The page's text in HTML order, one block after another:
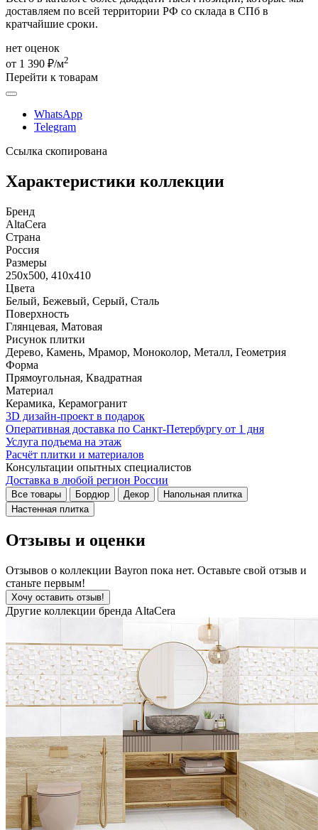
доставляем по всей территории РФ со склада в СПб в
кратчайшие сроки.
нет оценок
от 1 390 ₽/м2
Перейти к товарам
WhatsApp
Telegram
Ссылка скопирована
Характеристики коллекции
Бренд
AltaCera
Страна
Россия
Размеры
250x500, 410x410
Цвета
Белый, Бежевый, Серый, Сталь
Поверхность
Глянцевая, Матовая
Рисунок плитки
Дерево, Камень, Мрамор, Моноколор, Металл, Геометрия
Форма
Прямоугольная, Квадратная
Материал
Керамика, Керамогранит
3D дизайн-проект в подарок
Оперативная доставка по Санкт-Петербургу от 1 дня
Услуга подъема на этаж
Расчёт плитки и материалов
Консультации опытных специалистов
Доставка в любой регион России
Все товары Бордюр Декор
Напольная плитка
Настенная плитка
Отзывы и оценки
Отзывов о коллекции Bayron пока нет. Оставьте свой отзыв и
станьте первым!
Хочу оставить отзыв!
Другие коллекции бренда AltaCera